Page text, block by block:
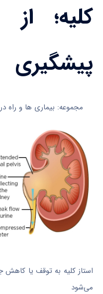
کلیه؛
پیشگیری
مجموعه: بیماری ها و راه
استاز کلیه به توقف یا کاهش
می‌شود